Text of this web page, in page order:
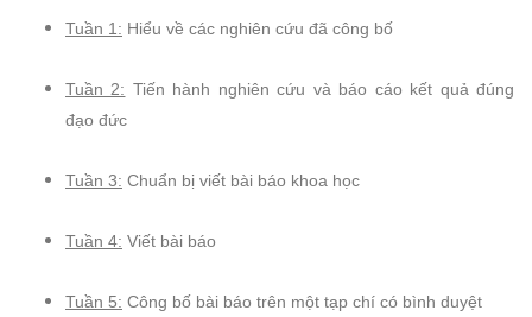
Tuần 1: Hiểu về các nghiên cứu đã công bố
Tuần 2: Tiến hành nghiên cứu và báo cáo kết quả đúng
đạo đức
Tuần 3: Chuẩn bị viết bài báo khoa học
Tuần 4: Viết bài báo
Tuần 5: Công bố bài báo trên một tạp chí có bình duyệt